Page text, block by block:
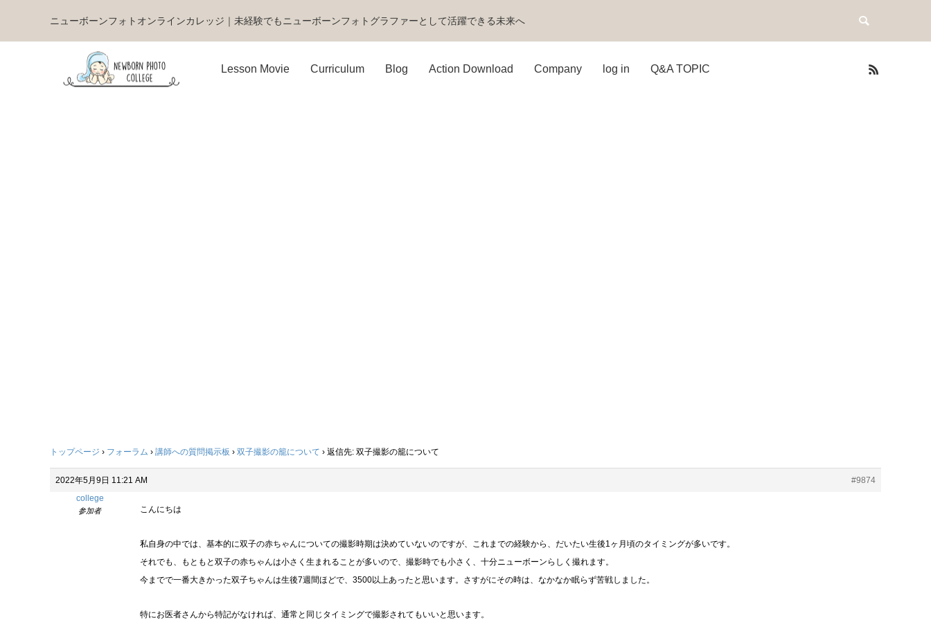
ニューボーンフォトオンラインカレッジ｜未経験でもニューボーンフォトグラファーとして活躍できる未来へ
Lesson Movie Curriculum Blog Action Download Company log in Q&A TOPIC
トップページ › フォーラム › 講師への質問掲示板 › 双子撮影の籠について › 返信先: 双子撮影の籠について
2022年5月9日 11:21 AM
#9874
college
参加者 こんにちは
私自身の中では、基本的に双子の赤ちゃんについての撮影時期は決めていないのですが、これまでの経験から、だいたい生後1ヶ月頃のタイミングが多いです。
それでも、もともと双子の赤ちゃんは小さく生まれることが多いので、撮影時でも小さく、十分ニューボーンらしく撮れます。
今までで一番大きかった双子ちゃんは生後7週間ほどで、3500以上あったと思います。さすがにその時は、なかなか眠らず苦戦しました。
特にお医者さんから特記がなければ、通常と同じタイミングで撮影されてもいいと思います。